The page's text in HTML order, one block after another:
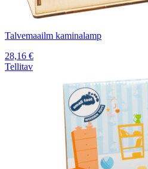
Talvemaailm kaminalamp
28,16 €
Tellitav